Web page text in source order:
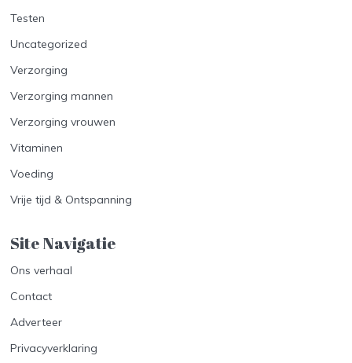
Testen
Uncategorized
Verzorging
Verzorging mannen
Verzorging vrouwen
Vitaminen
Voeding
Vrije tijd & Ontspanning
Site Navigatie​
Ons verhaal
Contact
Adverteer
Privacyverklaring